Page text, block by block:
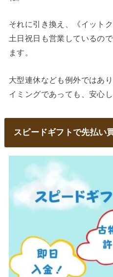
それに引き換え、《イット
土日祝日も営業しているの
ます。
大型連休なども例外ではあ
イミングであっても、安心
スピードギフトで先払い